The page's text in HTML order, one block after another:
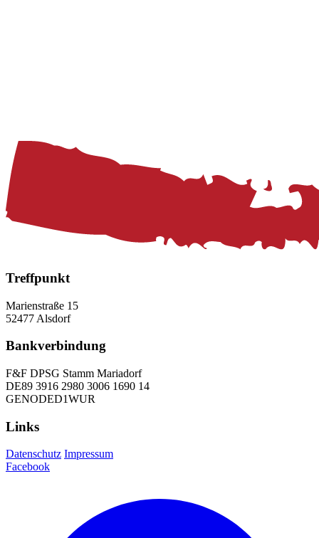
Treffpunkt
Marienstraße 15
52477 Alsdorf
Bankverbindung
F&F DPSG Stamm Mariadorf
DE89 3916 2980 3006 1690 14
GENODED1WUR
Links
Datenschutz Impressum
Facebook